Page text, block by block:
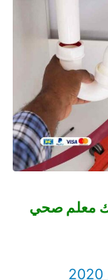
/ فني سباك معلم صحي